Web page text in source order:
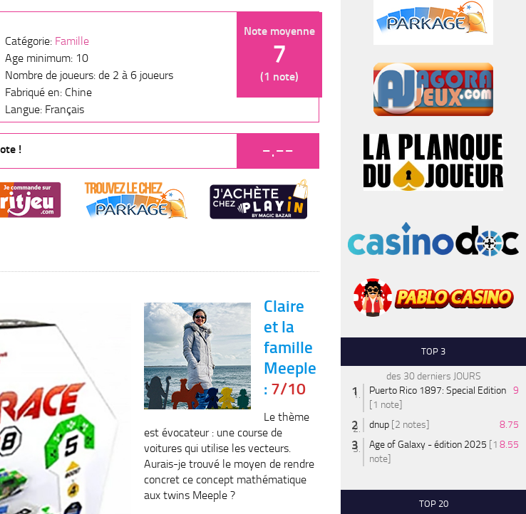
Note moyenne
7
(1 note)
Catégorie: Famille
Age minimum: 10
Nombre de joueurs: de 2 à 6 joueurs
Fabriqué en: Chine
Langue: Français
! -.--
Claire
et la
famille
Meeple
: 7/10
Le thème
est évocateur : une course de
voitures qui utilise les vecteurs.
Aurais-je trouvé le moyen de rendre
concret ce concept mathématique
aux twins Meeple ?
TOP 3
des 30 derniers JOURS
Puerto Rico 1897: Special Edition
[1 note]
9
dnup [2 notes]
8.75
Age of Galaxy - édition 2025 [1
note]
8.55
TOP 20